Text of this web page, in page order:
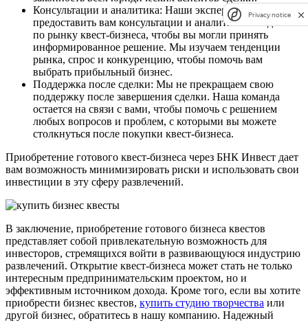
Консультации и аналитика: Наши эксперты готовы
предоставить вам консультации и аналитические данные
по рынку квест-бизнеса, чтобы вы могли принять
информированное решение. Мы изучаем тенденции
рынка, спрос и конкуренцию, чтобы помочь вам
выбрать прибыльный бизнес.
Поддержка после сделки: Мы не прекращаем свою
поддержку после завершения сделки. Наша команда
остается на связи с вами, чтобы помочь с решением
любых вопросов и проблем, с которыми вы можете
столкнуться после покупки квест-бизнеса.
Приобретение готового квест-бизнеса через БНК Инвест дает
вам возможность минимизировать риски и использовать свои
инвестиции в эту сферу развлечений.
В заключение, приобретение готового бизнеса квестов
представляет собой привлекательную возможность для
инвесторов, стремящихся войти в развивающуюся индустрию
развлечений. Открытие квест-бизнеса может стать не только
интересным предпринимательским проектом, но и
эффективным источником дохода. Кроме того, если вы хотите
приобрести бизнес квестов, купить студию творчества или
другой бизнес, обратитесь в нашу компанию. Надежный
Privacy notice